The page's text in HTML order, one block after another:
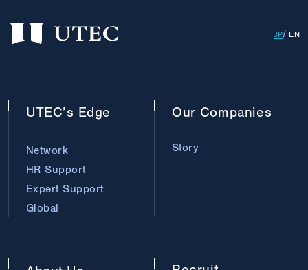
JP EN
UTEC’s Edge
Network
HR Support
Expert Support
Global
Our Companies
Story